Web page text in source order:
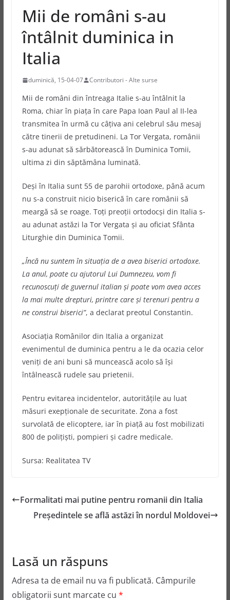
Mii de români s-au
întâlnit duminica in
Italia
duminică, 15-04-07 Contributori - Alte surse
Mii de români din întreaga Italie s-au întâlnit la
Roma, chiar în piaţa în care Papa Ioan Paul al II-lea
transmitea în urmă cu câţiva ani celebrul său mesaj
către tinerii de pretudineni. La Tor Vergata, românii
s-au adunat să sărbătorească în Duminica Tomii,
ultima zi din săptămâna luminată.
Deşi în Italia sunt 55 de parohii ortodoxe, până acum
nu s-a construit nicio biserică în care românii să
meargă să se roage. Toţi preoţii ortodocşi din Italia s-
au adunat astăzi la Tor Vergata şi au oficiat Sfânta
Liturghie din Duminica Tomii.
„Încă nu suntem în situaţia de a avea biserici ortodoxe.
La anul, poate cu ajutorul Lui Dumnezeu, vom fi
recunoscuţi de guvernul italian şi poate vom avea acces
la mai multe drepturi, printre care şi terenuri pentru a
ne construi biserici”, a declarat preotul Constantin.
Asociaţia Românilor din Italia a organizat
evenimentul de duminica pentru a le da ocazia celor
veniţi de ani buni să muncească acolo să îşi
întâlnească rudele sau prietenii.
Pentru evitarea incidentelor, autorităţile au luat
măsuri exepţionale de securitate. Zona a fost
survolată de elicoptere, iar în piaţă au fost mobilizati
800 de poliţişti, pompieri şi cadre medicale.
Sursa: Realitatea TV
Formalitati mai putine pentru romanii din Italia
Preşedintele se află astăzi în nordul Moldovei
Lasă un răspuns
Adresa ta de email nu va fi publicată. Câmpurile
obligatorii sunt marcate cu *